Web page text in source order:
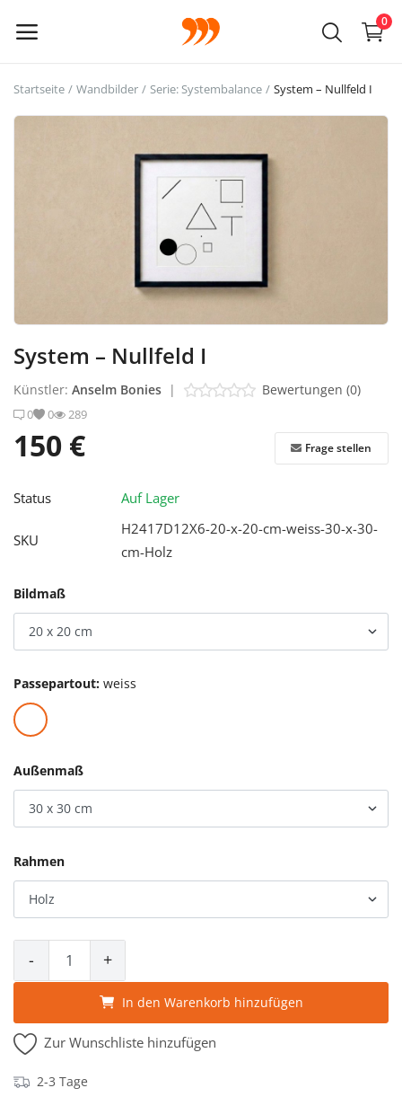
0
Hauptmenü
Registrieren
Standort
Startseite Wandbilder Serie: Systembalance System – Nullfeld I
System – Nullfeld I
Künstler: Anselm Bonies | Bewertungen (0)
0 0 289
150 € Frage stellen
Status Auf Lager
SKU
H2417D12X6-20-x-20-cm-weiss-30-x-30-
cm-Holz
Bildmaß
Passepartout: weiss
Außenmaß
Rahmen
- +
In den Warenkorb hinzufügen
Zur Wunschliste hinzufügen
2-3 Tage